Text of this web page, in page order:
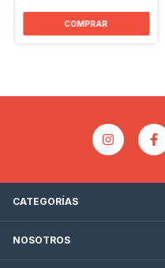
CATEGORÍAS
NOSOTROS